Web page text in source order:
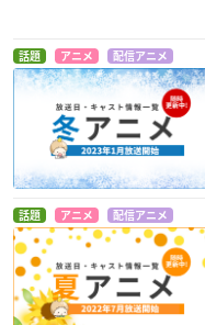
話題 アニメ 配信アニメ
話題 アニメ 配信アニメ